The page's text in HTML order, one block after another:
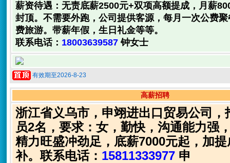
薪资待遇：无责底薪2500元+双项高额提成，月薪
封顶。不需要外跑，公司提供客源，每月一次公费
费旅游。带薪年假，生日礼金等等。
联系电话： 18003639587 钟女士
有效期至2026-8-23
高薪招聘
浙江省义乌市，申翊进出口贸易公司，
员2名，要求：女，勤快，沟通能力强
精力旺盛冲劲足，底薪7000元起，加
补。联系电话： 15811333977 申